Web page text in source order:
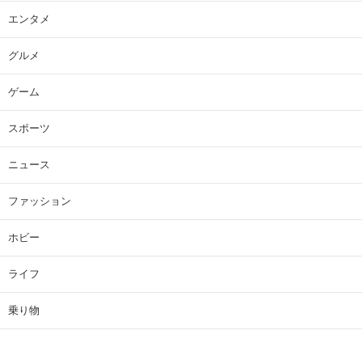
エンタメ
グルメ
ゲーム
スポーツ
ニュース
ファッション
ホビー
ライフ
乗り物